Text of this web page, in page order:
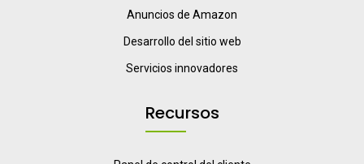
Anuncios de Amazon
Desarrollo del sitio web
Servicios innovadores
Recursos